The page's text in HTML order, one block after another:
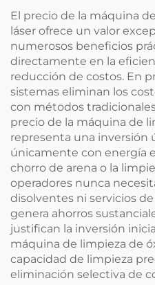
El precio de la máquina
láser ofrece un valor
numerosos beneficios
directamente en la
reducción de costos. En
sistemas eliminan los
con métodos
precio de la máquina de
representa una inversión
únicamente con energía
chorro de arena o la
operadores nunca
disolventes ni servicios
genera ahorros
justifican la inversión
máquina de limpieza de
capacidad de limpieza
eliminación selectiva de